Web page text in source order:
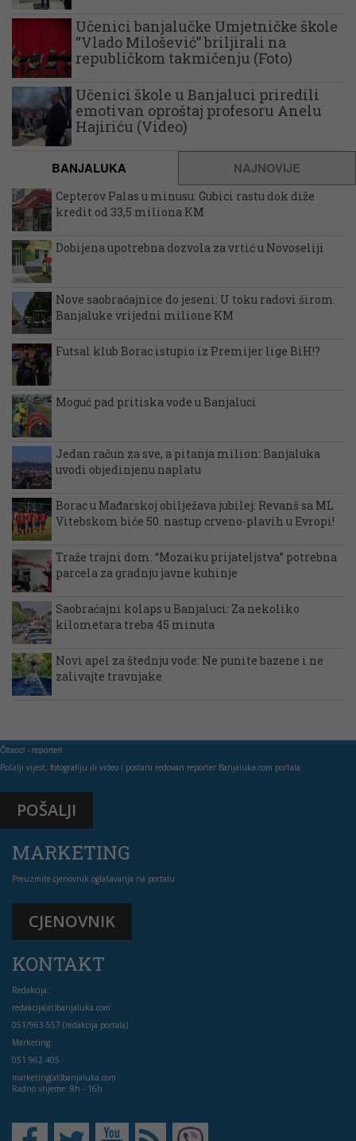
Učenici banjalučke Umjetničke škole
“Vlado Milošević” briljirali na
republičkom takmičenju (Foto)
Učenici škole u Banjaluci priredili
emotivan oproštaj profesoru Anelu
Hajiriću (Video)
BANJALUKA NAJNOVIJE
Cepterov Palas u minusu: Gubici rastu dok diže
kredit od 33,5 miliona KM
Dobijena upotrebna dozvola za vrtić u Novoseliji
Nove saobraćajnice do jeseni: U toku radovi širom
Banjaluke vrijedni milione KM
Futsal klub Borac istupio iz Premijer lige BiH!?
Moguć pad pritiska vode u Banjaluci
Jedan račun za sve, a pitanja milion: Banjaluka
uvodi objedinjenu naplatu
Borac u Mađarskoj obilježava jubilej: Revanš sa ML
Vitebskom biće 50. nastup crveno-plavih u Evropi!
Traže trajni dom: “Mozaiku prijateljstva” potrebna
parcela za gradnju javne kuhinje
Saobraćajni kolaps u Banjaluci: Za nekoliko
kilometara treba 45 minuta
Novi apel za štednju vode: Ne punite bazene i ne
zalivajte travnjake
Čitaoci - reporteri
Pošalji vijest, fotografiju ili video i postani redovan reporter Banjaluka.com portala
POŠALJI
MARKETING
Preuzmite cjenovnik oglašavanja na portalu
CJENOVNIK
KONTAKT
Redakcija:
redakcija(at)banjaluka.com
051/963-557 (redakcija portala)
Marketing:
051 962 405
marketing(at)banjaluka.com
Radno vrijeme: 8h - 16h